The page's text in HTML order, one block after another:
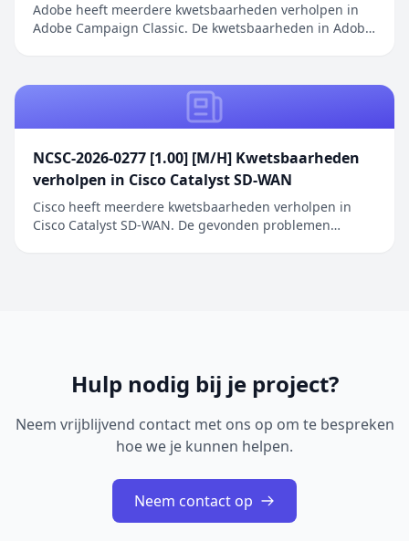
Adobe heeft meerdere kwetsbaarheden verholpen in
Adobe Campaign Classic. De kwetsbaarheden in Adobe
zonder gebruikersinteractie, een onjuiste neutralisatie
van speciale elementen in de template en...
NCSC-2026-0277 [1.00] [M/H] Kwetsbaarheden
verholpen in Cisco Catalyst SD-WAN
Cisco heeft meerdere kwetsbaarheden verholpen in
Cisco Catalyst SD-WAN. De gevonden problemen
Hulp nodig bij je project?
Neem vrijblijvend contact met ons op om te bespreken
hoe we je kunnen helpen.
Neem contact op